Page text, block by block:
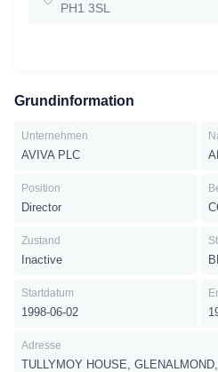
PH1 3SL
Grundinformation
Unternehmen
AVIVA PLC
Position
Director
Zustand
Inactive
Startdatum
1998-06-02
Adresse
TULLYMOY HOUSE,